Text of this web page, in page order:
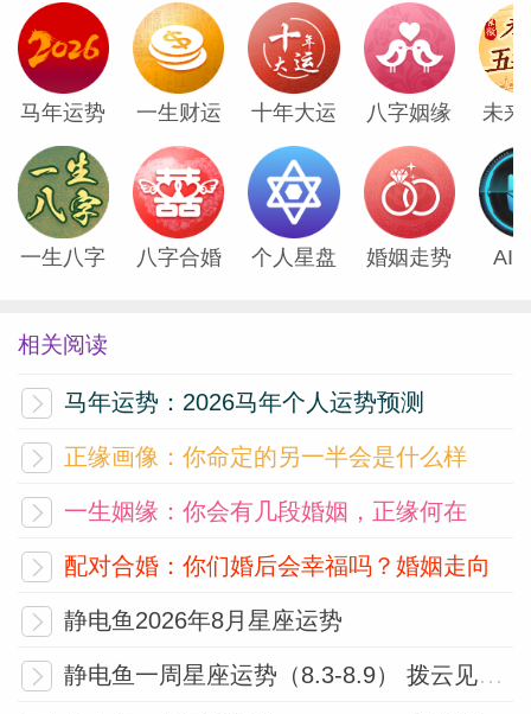
静电鱼狮子座一周运势（7.7-7.13）
事业运势金星三分冥王星激发你在事业领域
的热情，可能带来深刻的项目或领导机会，
但需注意权力斗争。财富运势可能因事业进
展获得额外收入，但避免因野心而超支。爱
静电鱼处女座一周运势（7.7-7.13）
事业运势摩羯座满月照亮你的创意宫，可能
完成重要项目或展现才华，但需平衡工作与
生活。财富运势财务稳定，但可能因娱乐或
创意支出增加，注意预算管理。爱情运势单
静电鱼天秤座一周运势（7.7-7.13）
马年运势 一生财运 十年大运 八字姻缘 未来
一生八字 八字合婚 个人星盘 婚姻走势 AI
相关阅读
马年运势：2026马年个人运势预测
正缘画像：你命定的另一半会是什么样
一生姻缘：你会有几段婚姻，正缘何在
配对合婚：你们婚后会幸福吗？婚姻走向
静电鱼2026年8月星座运势
静电鱼一周星座运势（8.3-8.9） 拨云见日，废墟上的理性重构